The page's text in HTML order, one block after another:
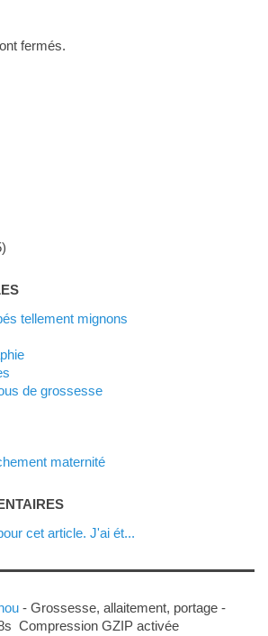
fermés.
tellement mignons
de grossesse
maternité
cet article. J'ai ét...
- Grossesse, allaitement, portage -
Compression GZIP activée